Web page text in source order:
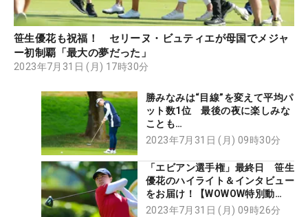
笹生優花も祝福！ セリーヌ・ビュティエが母国でメジャ
ー初制覇「最大の夢だった」
2023年7月31日 (月) 17時30分
勝みなみは“目線”を変えて平均パ
ット数1位 最後の夜に楽しみな
ことも…
2023年7月31日 (月) 09時30分
「エビアン選手権」最終日 笹生
優花のハイライト＆インタビュー
をお届け！【WOWOW特別動
画】
2023年7月31日 (月) 09時26分